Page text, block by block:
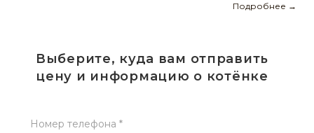
Подробнее →
Выберите, куда вам отправить
цену и информацию о котёнке
Номер телефона *